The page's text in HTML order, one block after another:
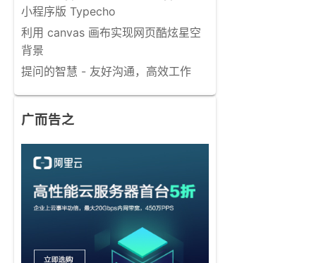
小程序版 Typecho
利用 canvas 画布实现网页酷炫星空
背景
提问的智慧 - 友好沟通，高效工作
广而告之